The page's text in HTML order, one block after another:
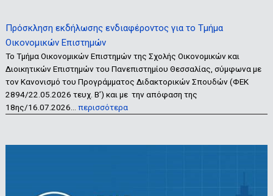
Πρόσκληση εκδήλωσης ενδιαφέροντος για το Τμήμα
Οικονομικών Επιστημών
Το Τμήμα Οικονομικών Επιστημών της Σχολής Οικονομικών και
Διοικητικών Επιστημών του Πανεπιστημίου Θεσσαλίας, σύμφωνα με
τον Κανονισμό του Προγράμματος Διδακτορικών Σπουδών (ΦΕΚ
2894/22.05.2026 τευχ. Β’) και με την απόφαση της
18ης/16.07.2026… περισσότερα